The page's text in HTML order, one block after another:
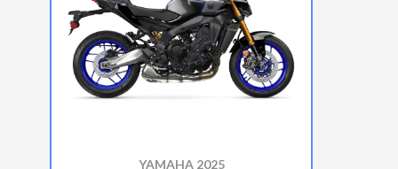
YAMAHA 2025